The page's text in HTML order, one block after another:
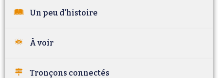
Un peu d'histoire
À voir
Tronçons connectés